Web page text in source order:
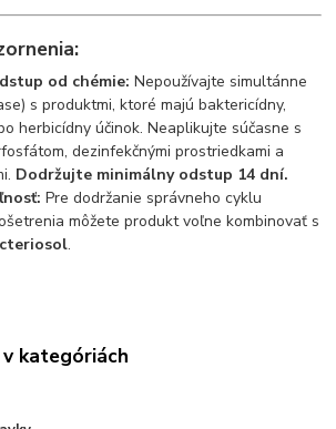
od chémie: Nepoužívajte simultánne
s produktmi, ktoré majú baktericídny,
herbicídny účinok. Neaplikujte súčasne s
dezinfekčnými prostriedkami a
Dodržujte minimálny odstup 14 dní.
Pre dodržanie správneho cyklu
môžete produkt voľne kombinovať s
.
kategóriách